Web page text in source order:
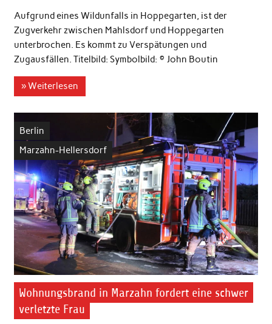
Aufgrund eines Wildunfalls in Hoppegarten, ist der
Zugverkehr zwischen Mahlsdorf und Hoppegarten
unterbrochen. Es kommt zu Verspätungen und
Zugausfällen. Titelbild: Symbolbild: ©️ John Boutin
» Weiterlesen
Berlin
Marzahn-Hellersdorf
Wohnungsbrand in Marzahn fordert eine schwer
verletzte Frau